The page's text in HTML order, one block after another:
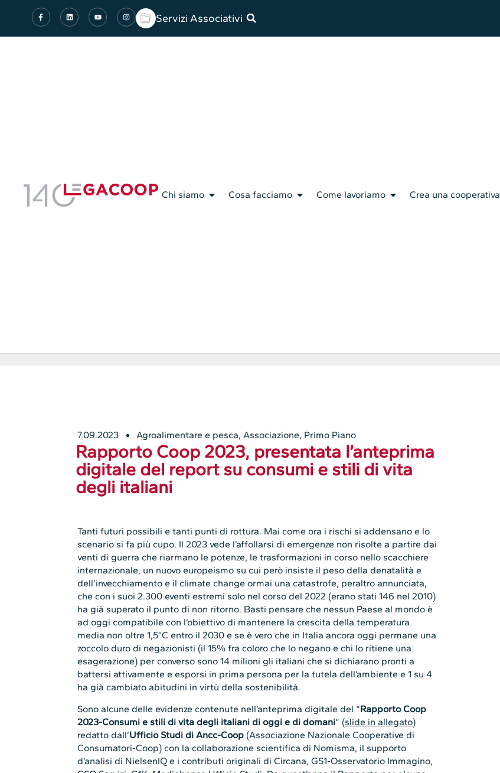
Servizi Associativi
Chi siamo Cosa facciamo Come lavoriamo Crea una cooperativa
7.09.2023 Agroalimentare e pesca,Associazione, Primo Piano
Rapporto Coop 2023, presentata l’anteprima
digitale del report su consumi e stili di vita
degli italiani
Tanti futuri possibili e tanti punti di rottura. Mai come ora i rischi si addensano e lo
scenario si fa più cupo. Il 2023 vede l’affollarsi di emergenze non risolte a partire dai
venti di guerra che riarmano le potenze, le trasformazioni in corso nello scacchiere
internazionale, un nuovo europeismo su cui però insiste il peso della denatalità e
dell’invecchiamento e il climate change ormai una catastrofe, peraltro annunciata,
che con i suoi 2.300 eventi estremi solo nel corso del 2022 (erano stati 146 nel 2010)
ha già superato il punto di non ritorno. Basti pensare che nessun Paese al mondo è
ad oggi compatibile con l’obiettivo di mantenere la crescita della temperatura
media non oltre 1,5°C entro il 2030 e se è vero che in Italia ancora oggi permane una
zoccolo duro di negazionisti (il 15% fra coloro che lo negano e chi lo ritiene una
esagerazione) per converso sono 14 milioni gli italiani che si dichiarano pronti a
battersi attivamente e esporsi in prima persona per la tutela dell’ambiente e 1 su 4
ha già cambiato abitudini in virtù della sostenibilità.
Sono alcune delle evidenze contenute nell’anteprima digitale del “Rapporto Coop
2023-Consumi e stili di vita degli italiani di oggi e di domani” (slide in allegato)
redatto dall’Ufficio Studi di Ancc-Coop (Associazione Nazionale Cooperative di
Consumatori-Coop) con la collaborazione scientifica di Nomisma, il supporto
d’analisi di NielsenIQ e i contributi originali di Circana, GS1-Osservatorio Immagino,